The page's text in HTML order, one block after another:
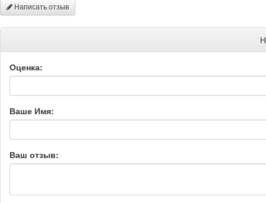
Написать отзыв
Оценка:
Ваше Имя:
Ваш отзыв: